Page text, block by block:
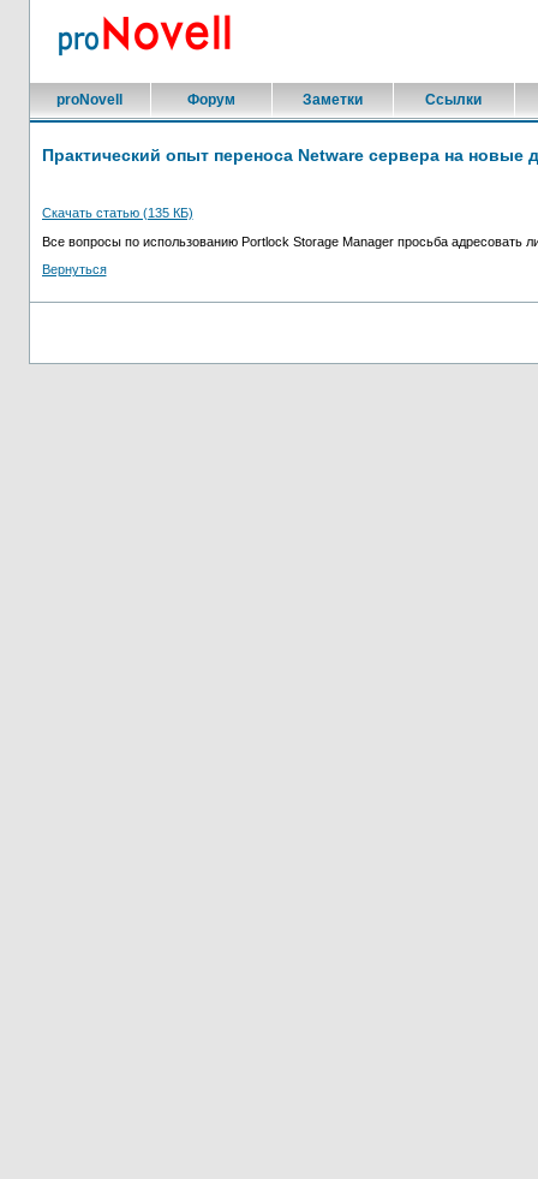
proNovell Форум Заметки Ссылки
Практический опыт переноса Netware сервера на новые
Скачать статью (135 КБ)
Все вопросы по использованию Portlock Storage Manager просьба адресовать
Вернуться